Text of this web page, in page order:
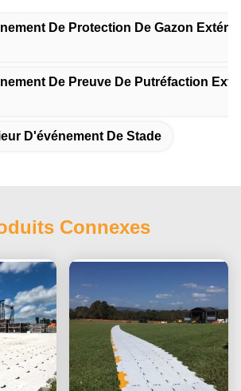
De Protection De Gazon
De Preuve De Putréfaction
D'événement De Stade
Connexes